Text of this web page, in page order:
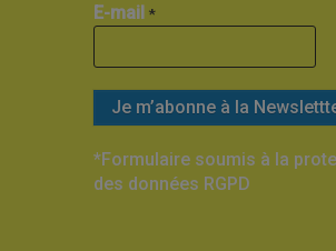
E-mail *
*Formulaire soumis à la
des données RGPD